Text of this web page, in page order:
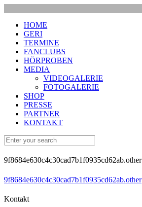
HOME
GERI
TERMINE
FANCLUBS
HÖRPROBEN
MEDIA
VIDEOGALERIE
FOTOGALERIE
SHOP
PRESSE
PARTNER
KONTAKT
9f8684e630c4c30cad7b1f0935cd62ab.other
9f8684e630c4c30cad7b1f0935cd62ab.other
Kontakt